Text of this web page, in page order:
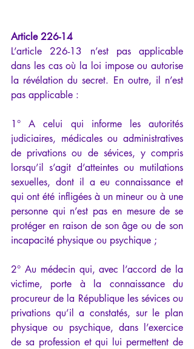
Article 226-14
L’article 226-13 n’est pas applicable
dans les cas où la loi impose ou autorise
la révélation du secret. En outre, il n’est
pas applicable :
1° A celui qui informe les autorités
judiciaires, médicales ou administratives
de privations ou de sévices, y compris
lorsqu’il s’agit d’atteintes ou mutilations
sexuelles, dont il a eu connaissance et
qui ont été infligées à un mineur ou à une
personne qui n’est pas en mesure de se
protéger en raison de son âge ou de son
incapacité physique ou psychique ;
2° Au médecin qui, avec l’accord de la
victime, porte à la connaissance du
procureur de la République les sévices ou
privations qu’il a constatés, sur le plan
physique ou psychique, dans l’exercice
de sa profession et qui lui permettent de